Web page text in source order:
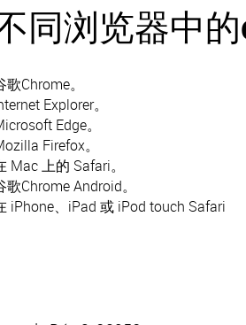
同浏览器中
歌Chrome。
Explorer。
Edge。
Firefox。
Mac 上的 Safari。
歌Chrome Android。
iPhone、iPad 或 iPod touch Safari